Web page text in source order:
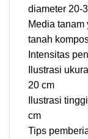
diameter 20-
Media tanam
tanah
Intensitas
Ilustrasi
20 cm
Ilustrasi
cm
Tips